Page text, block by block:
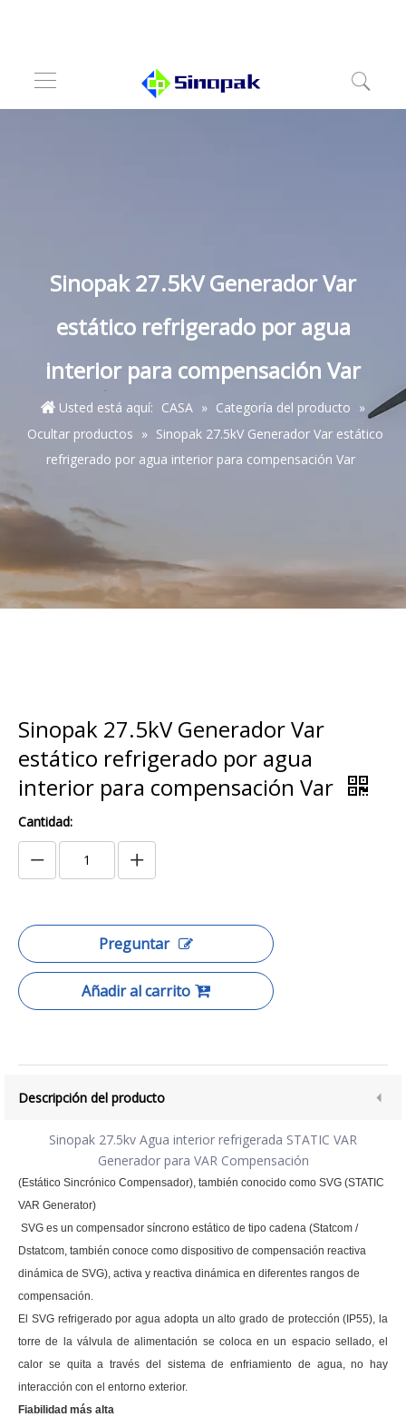
Sinopak 27.5kV Generador Var
estático refrigerado por agua
interior para compensación Var
Usted está aquí: CASA » Categoría del producto »
Ocultar productos » Sinopak 27.5kV Generador Var estático
refrigerado por agua interior para compensación Var
Sinopak 27.5kV Generador Var
estático refrigerado por agua
interior para compensación Var
Cantidad:
Preguntar
Añadir al carrito
Descripción del producto
Sinopak 27.5kv Agua interior refrigerada STATIC VAR
Generador para VAR Compensación
(Estático Sincrónico Compensador), también conocido como SVG (STATIC
VAR Generator)
SVG es un compensador síncrono estático de tipo cadena (Statcom /
Dstatcom, también conoce como dispositivo de compensación reactiva
dinámica de SVG), activa y reactiva dinámica en diferentes rangos de
compensación.
El SVG refrigerado por agua adopta un alto grado de protección (IP55), la
torre de la válvula de alimentación se coloca en un espacio sellado, el
calor se quita a través del sistema de enfriamiento de agua, no hay
interacción con el entorno exterior.
Fiabilidad más alta